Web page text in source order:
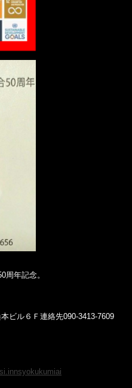
周年記念。
ビル６Ｆ連絡先090-3413-7609